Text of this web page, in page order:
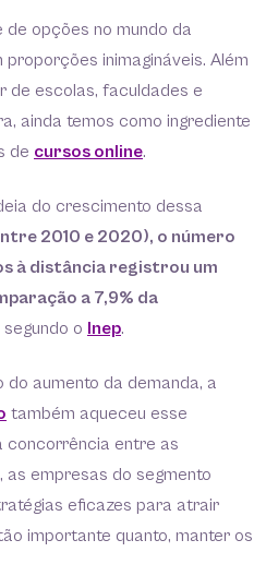
de opções no mundo da
inimagináveis. Além
de escolas, faculdades e
ainda temos como ingrediente
de cursos online.
do crescimento dessa
2010 e 2020), o número
à distância registrou um
a 7,9% da
segundo o Inep.
aumento da demanda, a
também aqueceu esse
concorrência entre as
as empresas do segmento
eficazes para atrair
importante quanto, manter os